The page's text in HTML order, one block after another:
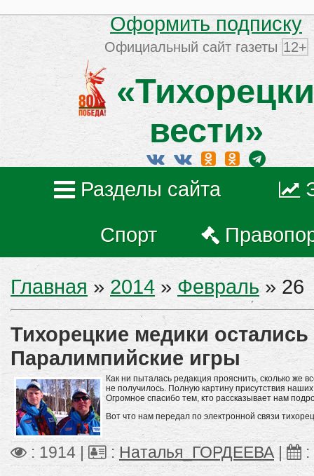
Оформить подписку
Официальный сайт газеты 12+
вести»
Разделы сайта
Спорт
Главная » 2014 » Февраль » 26
Тихорецкие медики остались
Паралимпийские игры
Как ни пыталась редакция прояснить, сколько же
не получилось. Полную картину присутствия
Огромное спасибо тем, кто рассказывает нам
Вот что нам передал по электронной связи
: 1914 | :Наталья_ГОРДЕЕВА :